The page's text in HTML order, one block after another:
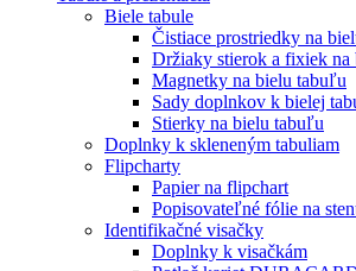
Biele tabule
Čistiace prostriedky na
Držiaky stierok a fixiek na
Magnetky na bielu tabuľu
Sady doplnkov k bielej
Stierky na bielu tabuľu
Doplnky k skleneným tabuliam
Flipcharty
Papier na flipchart
Popisovateľné fólie na
Identifikačné visačky
Doplnky k visačkám